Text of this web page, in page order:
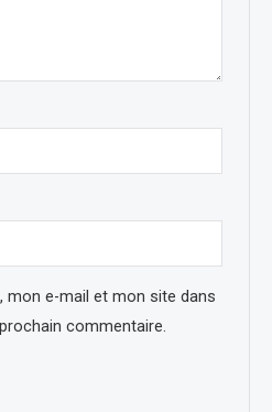
mon e-mail et mon site dans
commentaire.